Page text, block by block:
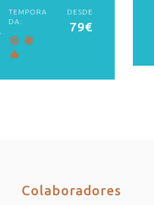
TEMPORA
DA:
DESDE
79€
Colaboradores